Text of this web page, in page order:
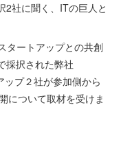
社に聞く、ITの巨人と
タートアップとの共創
採択された弊社
ップ２社が参加側から
について取材を受けま